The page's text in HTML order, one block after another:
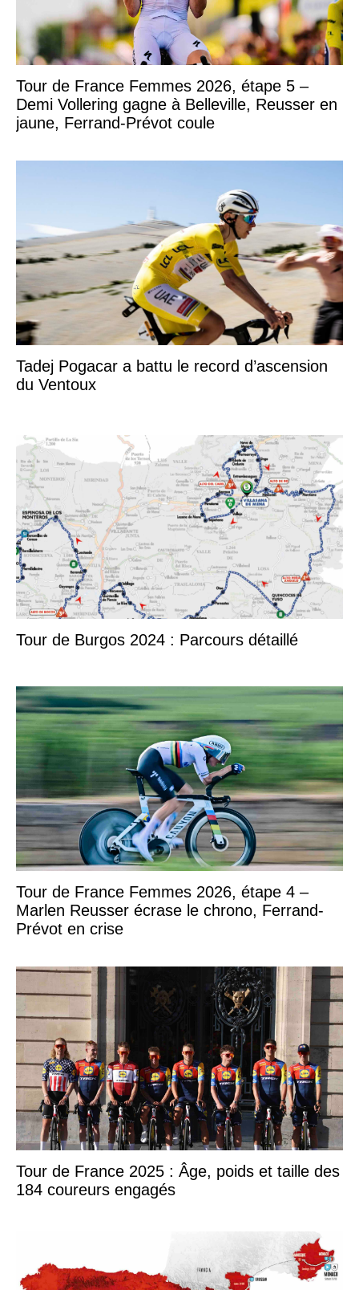
Tour de France Femmes 2026, étape 5 –
Demi Vollering gagne à Belleville, Reusser en
jaune, Ferrand-Prévot coule
Tadej Pogacar a battu le record d’ascension
du Ventoux
Tour de Burgos 2024 : Parcours détaillé
Tour de France Femmes 2026, étape 4 –
Marlen Reusser écrase le chrono, Ferrand-
Prévot en crise
Tour de France 2025 : Âge, poids et taille des
184 coureurs engagés